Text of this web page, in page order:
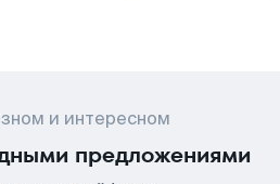
и интересном
предложениями